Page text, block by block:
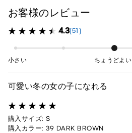
お客様のレビュー
4.3(51)
小さい ちょうどよい
可愛い冬の女の子になれる
購入サイズ: S
購入カラー: 39 DARK BROWN